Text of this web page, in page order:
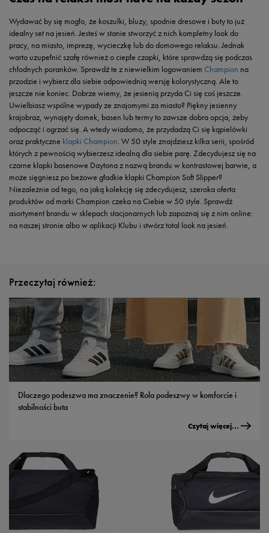
Wydawać by się mogło, że koszulki, bluzy, spodnie dresowe i buty to już
idealny set na jesień. Jesteś w stanie stworzyć z nich kompletny look do
pracy, na miasto, imprezę, wycieczkę lub do domowego relaksu. Jednak
warto uzupełnić szafę również o ciepłe czapki, które sprawdzą się podczas
chłodnych poranków. Sprawdź te z niewielkim logowaniem Champion na
przodzie i wybierz dla siebie odpowiednią wersję kolorystyczną. Ale to
jeszcze nie koniec. Dobrze wiemy, że jesienią przyda Ci się coś jeszcze.
Uwielbiasz wspólne wypady ze znajomymi za miasto? Piękny jesienny
krajobraz, wynajęty domek, basen lub termy to zawsze dobra opcja, żeby
odpocząć i ogrzać się. A wtedy wiadomo, że przydadzą Ci się kąpielówki
oraz praktyczne klapki Champion. W 50 style znajdziesz kilka serii, spośród
których z pewnością wybierzesz idealną dla siebie parę. Zdecydujesz się na
czarne klapki basenowe Daytona z nazwą brandu w kontrastowej barwie, a
może sięgniesz po beżowe gładkie klapki Champion Soft Slipper?
Niezależnie od tego, na jaką kolekcję się zdecydujesz, szeroka oferta
produktów od marki Champion czeka na Ciebie w 50 style. Sprawdź
asortyment brandu w sklepach stacjonarnych lub zapoznaj się z nim online:
na naszej stronie albo w aplikacji Klubu i stwórz total look na jesień.
Przeczytaj również:
Dlaczego podeszwa ma znaczenie? Rola podeszwy w komforcie i
stabilności buta
Czytaj więcej...